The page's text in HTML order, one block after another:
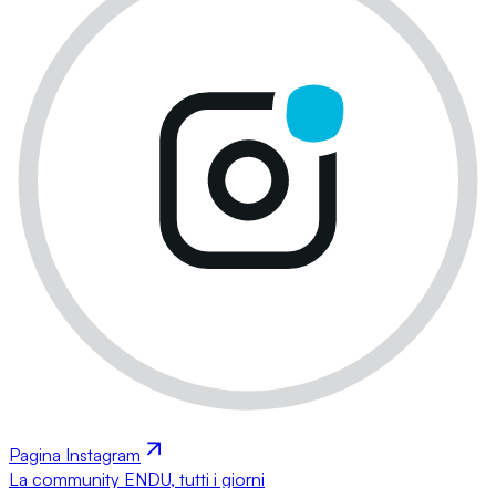
Pagina Instagram
La community ENDU, tutti i giorni